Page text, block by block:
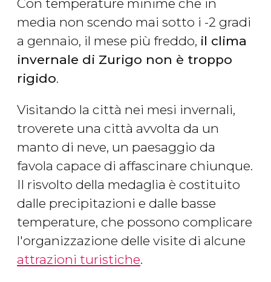
Con temperature minime che in
media non scendo mai sotto i -2 gradi
a gennaio, il mese più freddo, il clima
invernale di Zurigo non è troppo
rigido.
Visitando la città nei mesi invernali,
troverete una città avvolta da un
manto di neve, un paesaggio da
favola capace di affascinare chiunque.
Il risvolto della medaglia è costituito
dalle precipitazioni e dalle basse
temperature, che possono complicare
l'organizzazione delle visite di alcune
attrazioni turistiche.